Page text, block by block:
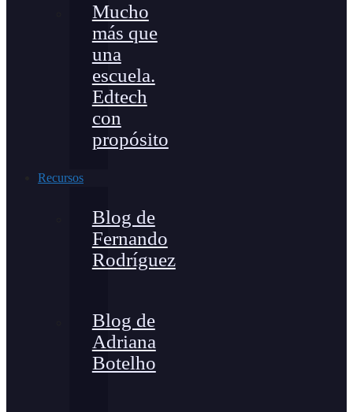
Mucho
más que
una
escuela.
Edtech
con
propósito
Recursos
Blog de
Fernando
Rodríguez
Blog de
Adriana
Botelho